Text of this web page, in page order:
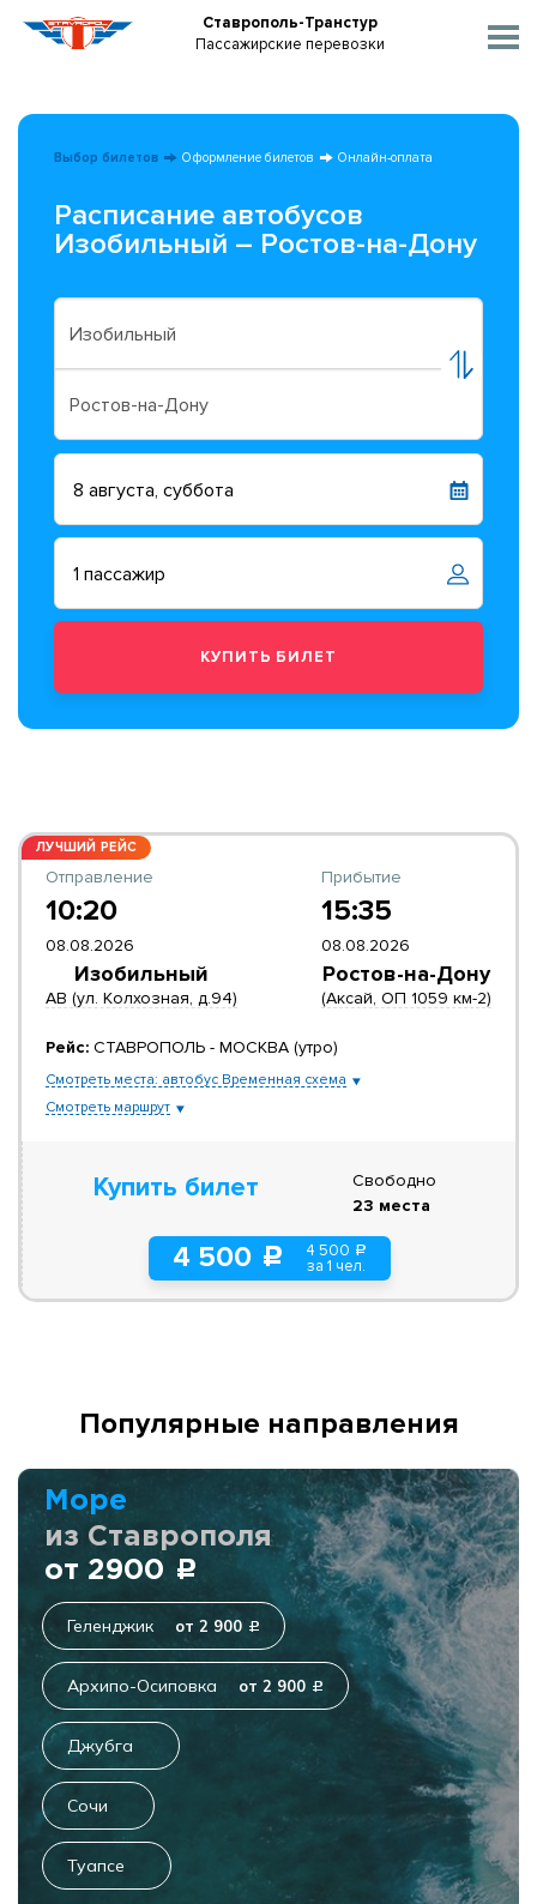
Ставрополь-Транстур
Пассажирские перевозки
Выбор билетов Оформление билетов Онлайн-оплата
Расписание автобусов
Изобильный – Ростов-на-Дону
ЛУЧШИЙ РЕЙС
Отправление
10:20
08.08.2026
Изобильный
АВ (ул. Колхозная, д.94)
Прибытие
15:35
08.08.2026
Ростов-на-Дону
(Аксай, ОП 1059 км-2)
Рейс: СТАВРОПОЛЬ - МОСКВА (утро)
Смотреть места: автобус Временная схема
Смотреть маршрут
Купить билет
4 500 c 4 500 a
за 1 чел.
Свободно
23 места
Популярные направления
Море
из Ставрополя
от 2900 c
Геленджик от 2 900 c
Архипо-Осиповка от 2 900 c
Джубга
Сочи
Туапсе